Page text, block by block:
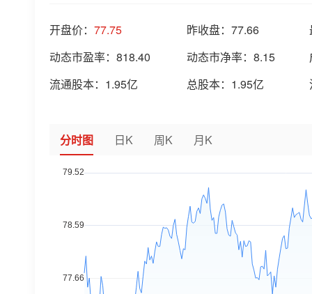
开盘价： 77.75 昨收盘： 77.66
动态市盈率： 818.40 动态市净率： 8.15
流通股本： 1.95亿 总股本： 1.95亿
分时图 日K 周K 月K